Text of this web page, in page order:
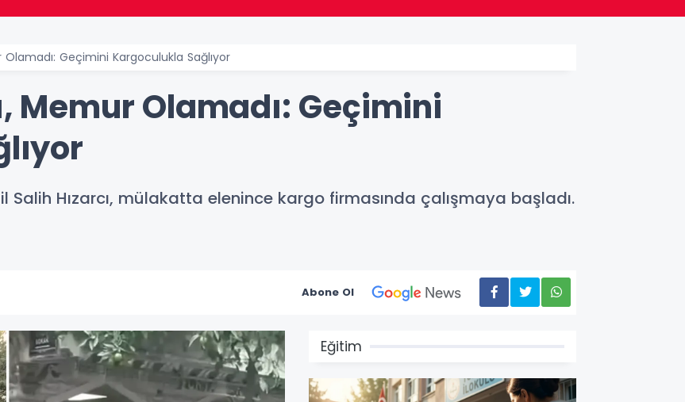
Olamadı: Geçimini Kargoculukla Sağlıyor
Memur Olamadı: Geçimini
Salih Hızarcı, mülakatta elenince kargo firmasında çalışmaya başladı.
Abone Ol
Eğitim